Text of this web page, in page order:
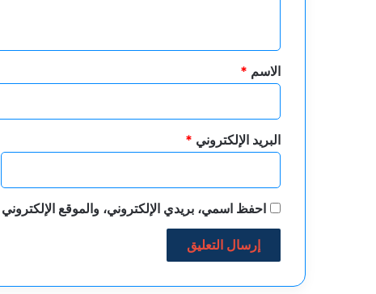
*
الاسم *
البريد الإلكتروني *
احفظ اسمي، بريدي الإلكتروني، والموقع